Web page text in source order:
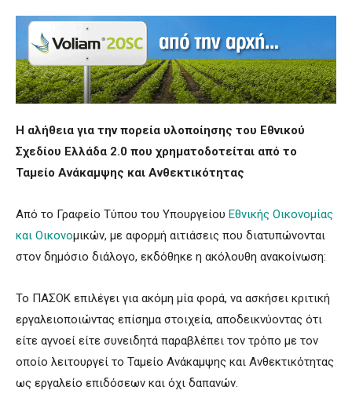
Η αλήθεια για την πορεία υλοποίησης του Εθνικού
Σχεδίου Ελλάδα 2.0 που χρηματοδοτείται από το
Ταμείο Ανάκαμψης και Ανθεκτικότητας
Από το Γραφείο Τύπου του Υπουργείου Εθνικής Οικονομίας
και Οικονομικών, με αφορμή αιτιάσεις που διατυπώνονται
στον δημόσιο διάλογο, εκδόθηκε η ακόλουθη ανακοίνωση:
Το ΠΑΣΟΚ επιλέγει για ακόμη μία φορά, να ασκήσει κριτική
εργαλειοποιώντας επίσημα στοιχεία, αποδεικνύοντας ότι
είτε αγνοεί είτε συνειδητά παραβλέπει τον τρόπο με τον
οποίο λειτουργεί το Ταμείο Ανάκαμψης και Ανθεκτικότητας
ως εργαλείο επιδόσεων και όχι δαπανών.